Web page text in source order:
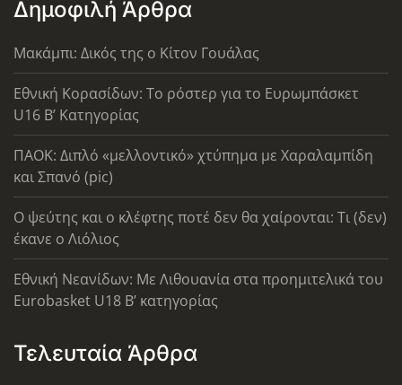
Δημοφιλή Άρθρα
Μακάμπι: Δικός της ο Κίτον Γουάλας
Εθνική Κορασίδων: Το ρόστερ για το Ευρωμπάσκετ
U16 B’ Κατηγορίας
ΠΑΟΚ: Διπλό «μελλοντικό» χτύπημα με Χαραλαμπίδη
και Σπανό (pic)
Ο ψεύτης και ο κλέφτης ποτέ δεν θα χαίρονται: Τι (δεν)
έκανε ο Λιόλιος
Εθνική Νεανίδων: Με Λιθουανία στα προημιτελικά του
Eurobasket U18 Β’ κατηγορίας
Τελευταία Άρθρα